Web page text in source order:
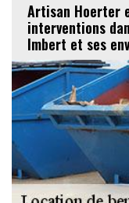
Artisan Hoerter
interventions
Imbert et ses